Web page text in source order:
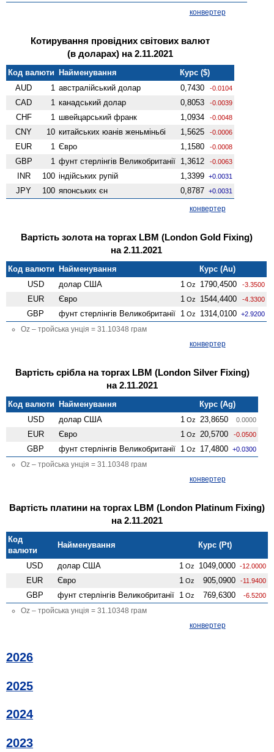
конвертер
Котирування провідних світових валют
(в доларах) на 2.11.2021
Код валюти Найменування
Курс ($)
AUD
1 австралійський долар 0,7430 -0.0104
CAD 1 канадський долар 0,8053 -0.0039
CHF 1 швейцарський франк 1,0934 -0.0048
CNY 10 китайських юанів женьмiньбi 1,5625 -0.0006
EUR 1 Євро 1,1580 -0.0008
GBP 1 фунт стерлінгів Велико­британії 1,3612 -0.0063
INR 100 індійських рупій 1,3399 +0.0031
JPY 100 японських єн 0,8787 +0.0031
конвертер
Вартість золота на торгах LBM (London Gold Fixing)
на 2.11.2021
Код валюти Найменування
Курс (Au)
USD
долар США 1 Oz 1790,4500 -3.3500
EUR Євро 1 Oz 1544,4400 -4.3300
GBP фунт стерлінгів Велико­британії 1 Oz 1314,0100 +2.9200
Oz – тройська унція = 31.10348 грам
конвертер
Вартість срібла на торгах LBM (London Silver Fixing)
на 2.11.2021
Код валюти Найменування
Курс (Ag)
USD
долар США 1 Oz 23,8650 0.0000
EUR Євро 1 Oz 20,5700 -0.0500
GBP фунт стерлінгів Велико­британії 1 Oz 17,4800 +0.0300
Oz – тройська унція = 31.10348 грам
конвертер
Вартість платини на торгах LBM (London Platinum Fixing)
на 2.11.2021
Код
валюти
Найменування Курс (Pt)
USD долар США 1 Oz 1049,0000 -12.0000
EUR Євро 1 Oz 905,0900 -11.9400
GBP фунт стерлінгів Велико­британії 1 Oz 769,6300 -6.5200
Oz – тройська унція = 31.10348 грам
конвертер
2026
2025
2024
2023